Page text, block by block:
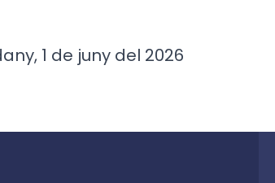
1 de juny del 2026